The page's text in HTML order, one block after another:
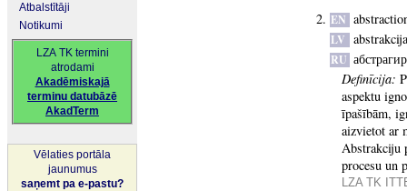
Atbalstītāji
Notikumi
LZA TK termini
atrodami
Akadēmiskajā
terminu datubāzē
AkadTerm
Vēlaties portāla
jaunumus
saņemt pa e-pastu?
EN
LV abstrakcija
RU
Definīcija:
aspektu
īpašībām,
aizvietot ar
Abstrakciju
procesu un
LZA TK